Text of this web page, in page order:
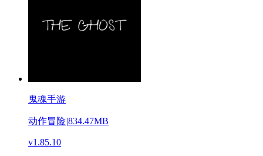
鬼魂手游
动作冒险|834.47MB
v1.85.10